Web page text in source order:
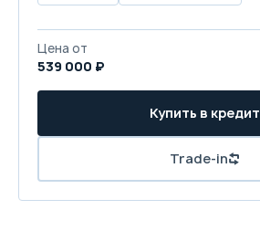
Цена от
539 000 ₽
Купить в кредит
Trade-in